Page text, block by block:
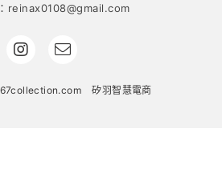
reinax0108@gmail.com
矽羽智慧電商